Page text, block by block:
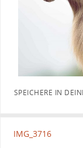
SPEICHERE IN
IMG_3716